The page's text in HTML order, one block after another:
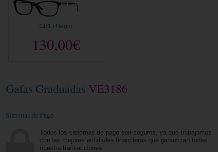
GB1 › Negro
130,00€
Gafas Graduadas VE3186
Sistemas de Pago
Todos los sistemas de pago son seguros, ya que trabajamos
con las mejores entidades financieras que garantizan todas
nuestra transacciones.